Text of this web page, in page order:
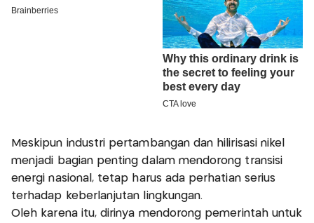
Meskipun industri pertambangan dan hilirisasi nikel
menjadi bagian penting dalam mendorong transisi
energi nasional, tetap harus ada perhatian serius
terhadap keberlanjutan lingkungan.
Oleh karena itu, dirinya mendorong pemerintah untuk